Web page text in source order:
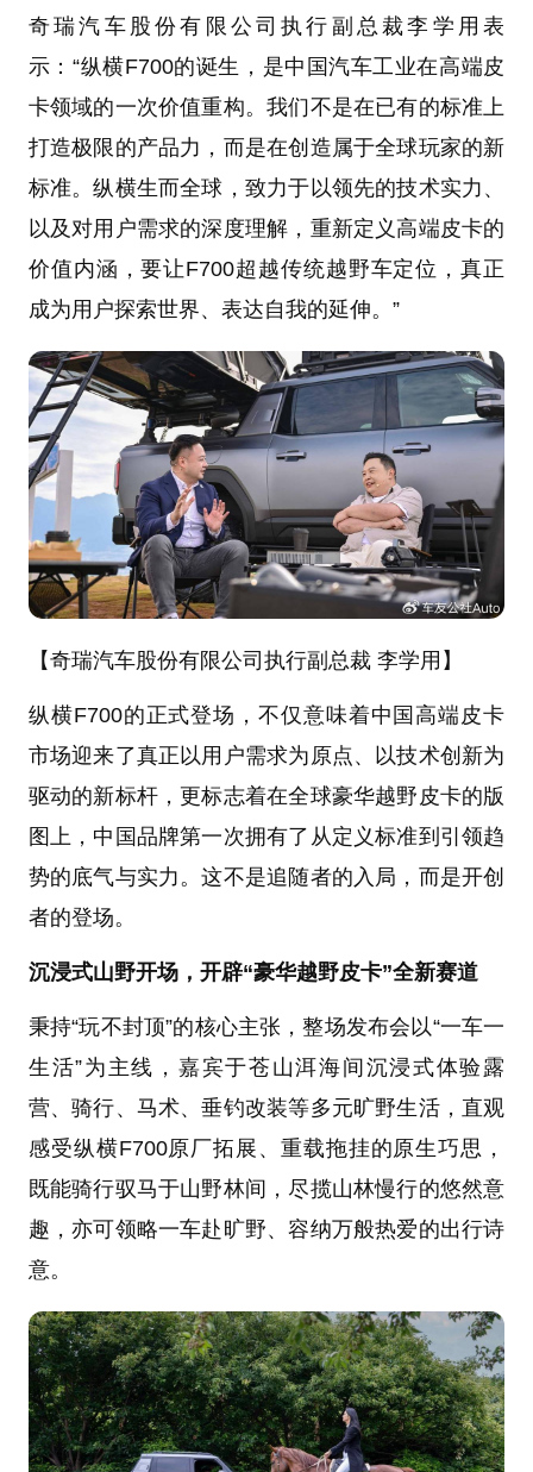
奇瑞汽车股份有限公司执行副总裁李学用表
示：“纵横F700的诞生，是中国汽车工业在高端皮
卡领域的一次价值重构。我们不是在已有的标准上
打造极限的产品力，而是在创造属于全球玩家的新
标准。纵横生而全球，致力于以领先的技术实力、
以及对用户需求的深度理解，重新定义高端皮卡的
价值内涵，要让F700超越传统越野车定位，真正
成为用户探索世界、表达自我的延伸。”
【奇瑞汽车股份有限公司执行副总裁 李学用】
纵横F700的正式登场，不仅意味着中国高端皮卡
市场迎来了真正以用户需求为原点、以技术创新为
驱动的新标杆，更标志着在全球豪华越野皮卡的版
图上，中国品牌第一次拥有了从定义标准到引领趋
势的底气与实力。这不是追随者的入局，而是开创
者的登场。
沉浸式山野开场，开辟“豪华越野皮卡”全新赛道
秉持“玩不封顶”的核心主张，整场发布会以“一车一
生活”为主线，嘉宾于苍山洱海间沉浸式体验露
营、骑行、马术、垂钓改装等多元旷野生活，直观
感受纵横F700原厂拓展、重载拖挂的原生巧思，
既能骑行驭马于山野林间，尽揽山林慢行的悠然意
趣，亦可领略一车赴旷野、容纳万般热爱的出行诗
意。